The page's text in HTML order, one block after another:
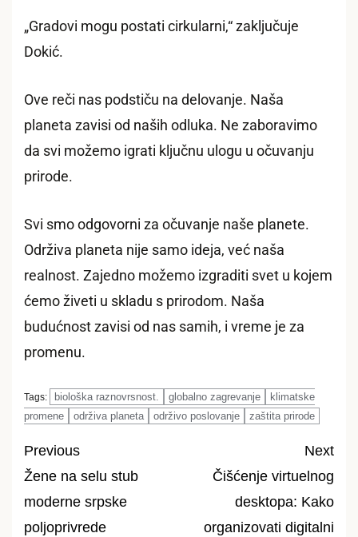
„Gradovi mogu postati cirkularni,“ zaključuje
Dokić.
Ove reči nas podstiču na delovanje. Naša
planeta zavisi od naših odluka. Ne zaboravimo
da svi možemo igrati ključnu ulogu u očuvanju
prirode.
Svi smo odgovorni za očuvanje naše planete.
Održiva planeta nije samo ideja, već naša
realnost. Zajedno možemo izgraditi svet u kojem
ćemo živeti u skladu s prirodom. Naša
budućnost zavisi od nas samih, i vreme je za
promenu.
Tags: biološka raznovrsnost. globalno zagrevanje
klimatske
promene
održiva planeta održivo poslovanje zaštita prirode
Post
navigation
Previous
Žene na selu stub
moderne srpske
poljoprivrede
Next
Čišćenje virtuelnog
desktopa: Kako
organizovati digitalni